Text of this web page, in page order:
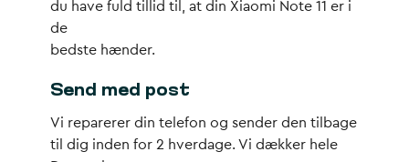
du have fuld tillid til, at din Xiaomi Note 11 er i
de
bedste hænder.
Send med post
Vi reparerer din telefon og sender den tilbage
til dig inden for 2 hverdage. Vi dækker hele